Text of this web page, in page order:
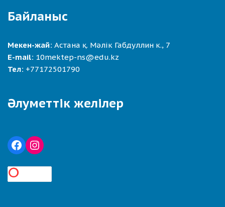
Байланыс
Мекен-жай: Астана қ. Мәлік Габдуллин к., 7
E-mail: 10mektep-ns@edu.kz
Тел: +77172501790
Әлуметтік желілер